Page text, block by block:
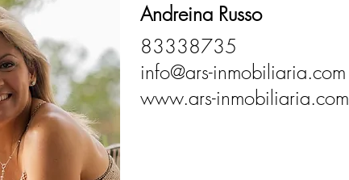
Andreina Russo
83338735
info@ars-inmobiliaria.com
www.ars-inmobiliaria.com